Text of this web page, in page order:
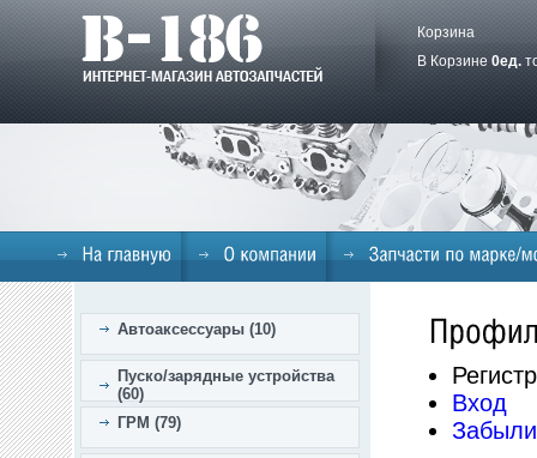
Корзина
В Корзине 0ед.
Автоаксессуары (10)
Пуско/зарядные устройства
(60)
ГРМ (79)
Вход